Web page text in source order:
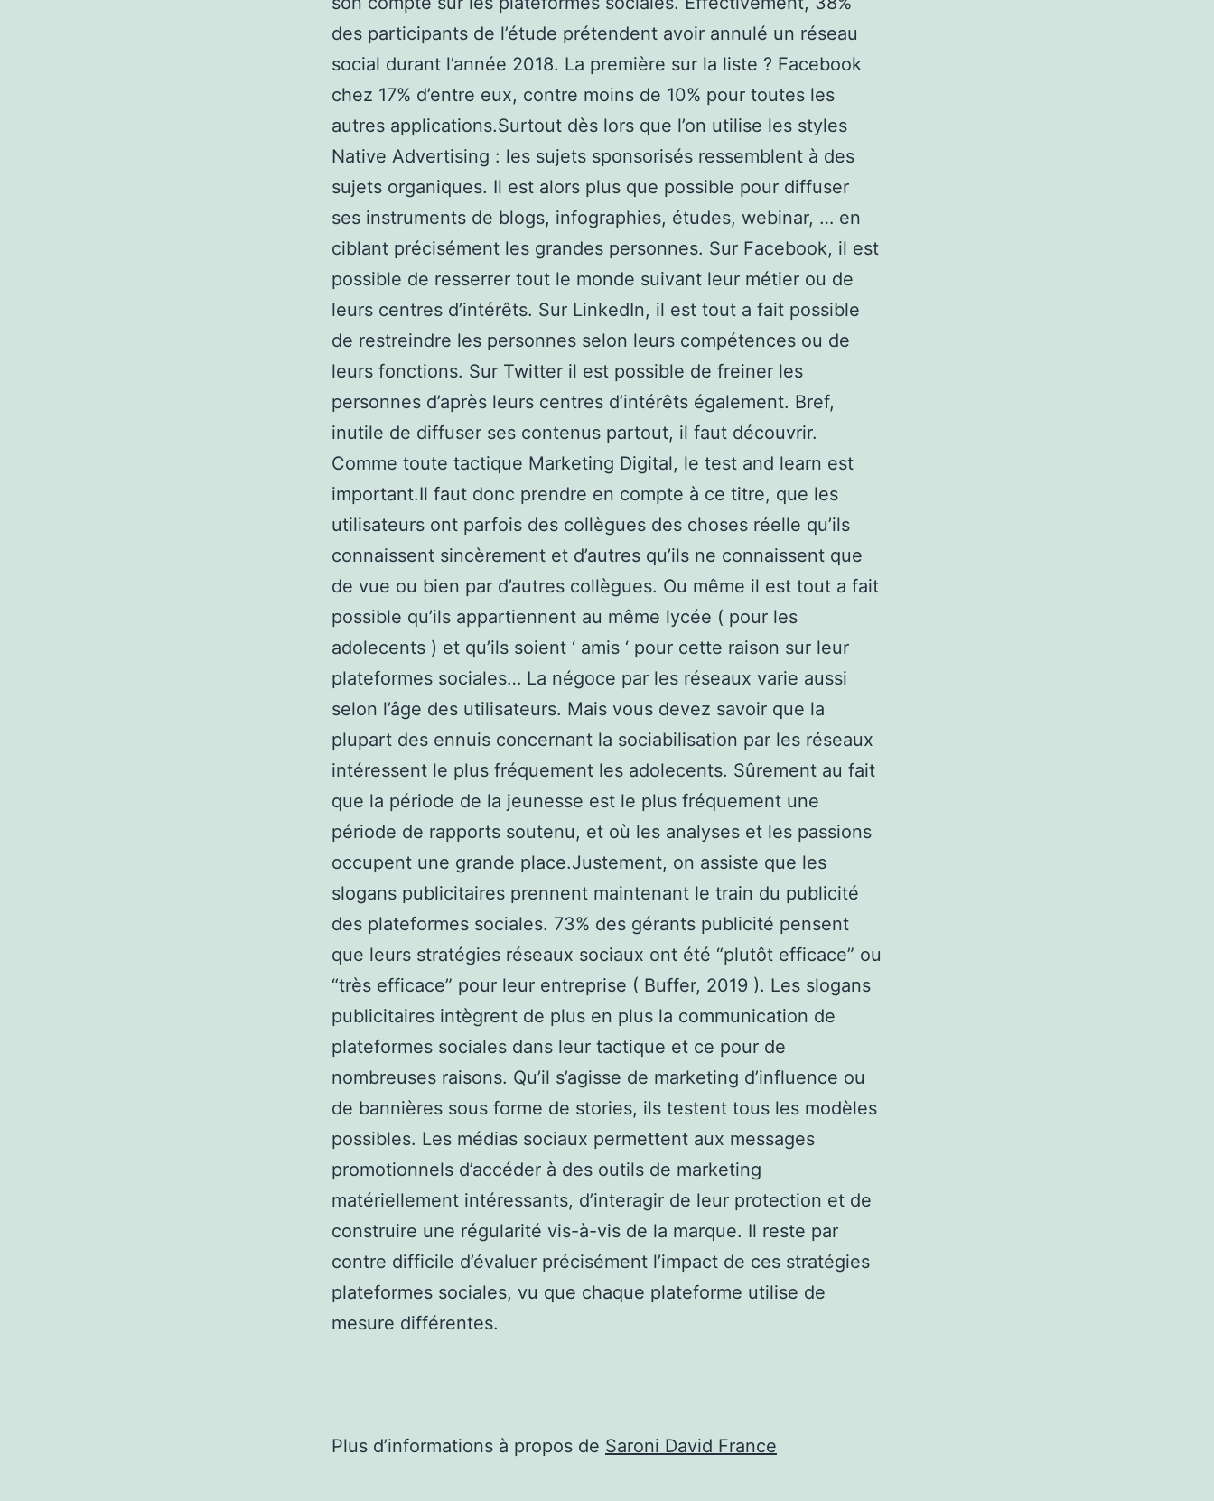
des participants de l’étude prétendent avoir annulé un réseau
social durant l’année 2018. La première sur la liste ? Facebook
chez 17% d’entre eux, contre moins de 10% pour toutes les
autres applications.Surtout dès lors que l’on utilise les styles
Native Advertising : les sujets sponsorisés ressemblent à des
sujets organiques. Il est alors plus que possible pour diffuser
ses instruments de blogs, infographies, études, webinar, … en
ciblant précisément les grandes personnes. Sur Facebook, il est
possible de resserrer tout le monde suivant leur métier ou de
leurs centres d’intérêts. Sur LinkedIn, il est tout a fait possible
de restreindre les personnes selon leurs compétences ou de
leurs fonctions. Sur Twitter il est possible de freiner les
personnes d’après leurs centres d’intérêts également. Bref,
inutile de diffuser ses contenus partout, il faut découvrir.
Comme toute tactique Marketing Digital, le test and learn est
important.Il faut donc prendre en compte à ce titre, que les
utilisateurs ont parfois des collègues des choses réelle qu’ils
connaissent sincèrement et d’autres qu’ils ne connaissent que
de vue ou bien par d’autres collègues. Ou même il est tout a fait
possible qu’ils appartiennent au même lycée ( pour les
adolecents ) et qu’ils soient ‘ amis ‘ pour cette raison sur leur
plateformes sociales… La négoce par les réseaux varie aussi
selon l’âge des utilisateurs. Mais vous devez savoir que la
plupart des ennuis concernant la sociabilisation par les réseaux
intéressent le plus fréquement les adolecents. Sûrement au fait
que la période de la jeunesse est le plus fréquement une
période de rapports soutenu, et où les analyses et les passions
occupent une grande place.Justement, on assiste que les
slogans publicitaires prennent maintenant le train du publicité
des plateformes sociales. 73% des gérants publicité pensent
que leurs stratégies réseaux sociaux ont été “plutôt efficace” ou
“très efficace” pour leur entreprise ( Buffer, 2019 ). Les slogans
publicitaires intègrent de plus en plus la communication de
plateformes sociales dans leur tactique et ce pour de
nombreuses raisons. Qu’il s’agisse de marketing d’influence ou
de bannières sous forme de stories, ils testent tous les modèles
possibles. Les médias sociaux permettent aux messages
promotionnels d’accéder à des outils de marketing
matériellement intéressants, d’interagir de leur protection et de
construire une régularité vis-à-vis de la marque. Il reste par
contre difficile d’évaluer précisément l’impact de ces stratégies
plateformes sociales, vu que chaque plateforme utilise de
mesure différentes.
Plus d’informations à propos de Saroni David France